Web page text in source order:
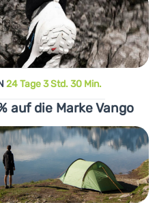
24 Tage 3 Std. 30 Min.
auf die Marke Vango